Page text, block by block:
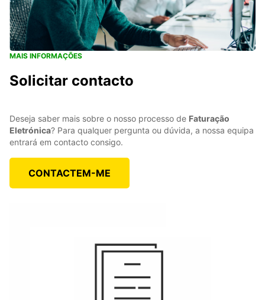
MAIS INFORMAÇÕES
Solicitar contacto
Deseja saber mais sobre o nosso processo de Faturação
Eletrónica? Para qualquer pergunta ou dúvida, a nossa equipa
entrará em contacto consigo.
CONTACTEM-ME